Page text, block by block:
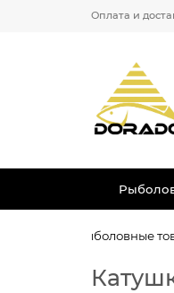
Оплата и
Рыболовные